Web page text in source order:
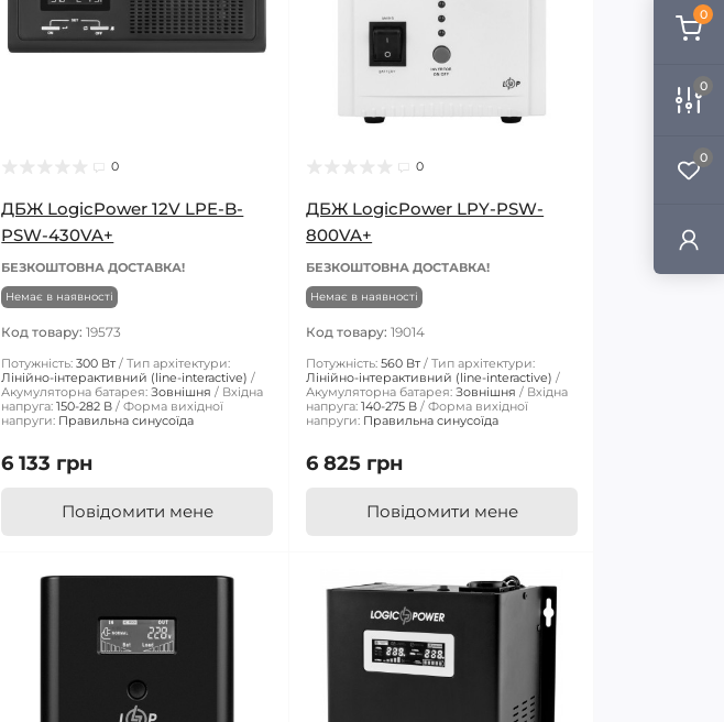
0
0
0
0
ДБЖ LogicPower 12V LPE-B-
PSW-430VA+
БЕЗКОШТОВНА ДОСТАВКА!
Немає в наявності
Код товару:19573
Потужність: 300 Вт
Тип архітектури:
Лінійно-інтерактивний (line-interactive)
Акумуляторна батарея: Зовнішня
Вхідна
напруга: 150-282 В
Форма вихідної
напруги: Правильна синусоїда
6 133 грн
Повідомити мене
0
ДБЖ LogicPower LPY-PSW-
800VA+
БЕЗКОШТОВНА ДОСТАВКА!
Немає в наявності
Код товару:19014
Потужність: 560 Вт
Тип архітектури:
Лінійно-інтерактивний (line-interactive)
Акумуляторна батарея: Зовнішня
Вхідна
напруга: 140-275 В
Форма вихідної
напруги: Правильна синусоїда
6 825 грн
Повідомити мене